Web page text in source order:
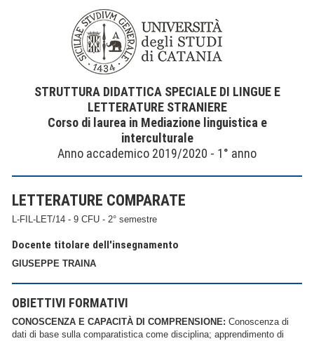
STRUTTURA DIDATTICA SPECIALE DI LINGUE E
LETTERATURE STRANIERE
Corso di laurea in Mediazione linguistica e
interculturale
Anno accademico 2019/2020 - 1° anno
LETTERATURE COMPARATE
L-FIL-LET/14 - 9 CFU - 2° semestre
Docente titolare dell'insegnamento
GIUSEPPE TRAINA
OBIETTIVI FORMATIVI
CONOSCENZA E CAPACITÀ DI COMPRENSIONE: Conoscenza di
dati di base sulla comparatistica come disciplina; apprendimento di